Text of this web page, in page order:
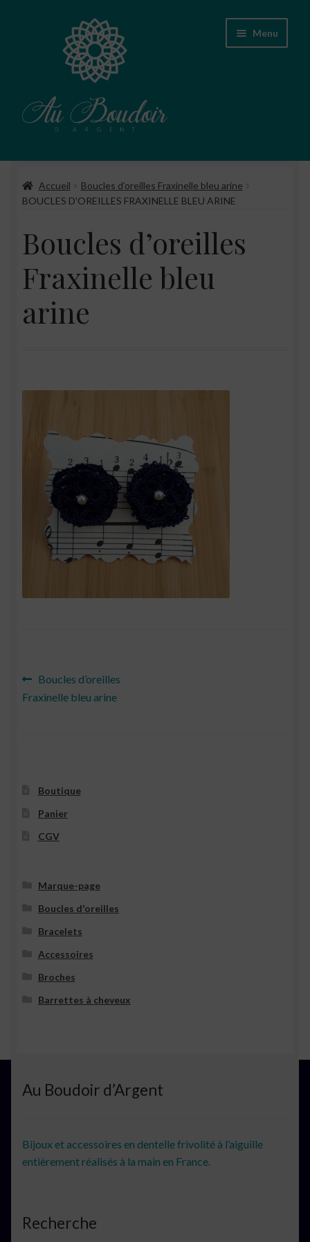
Menu
Boutique
Accueil
Boucles d’oreilles Fraxinelle bleu arine
BOUCLES D’OREILLES FRAXINELLE BLEU ARINE
Boucles d’oreilles
Fraxinelle bleu
arine
Navigation
de
Article
précédent :
Boucles d’oreilles
Fraxinelle bleu arine
Boutique
Panier
CGV
Marque-page
Boucles d'oreilles
Bracelets
Accessoires
Broches
Barrettes à cheveux
Au Boudoir d’Argent
Bijoux et accessoires en dentelle frivolité à l’aiguille
entièrement réalisés à la main en France.
Recherche